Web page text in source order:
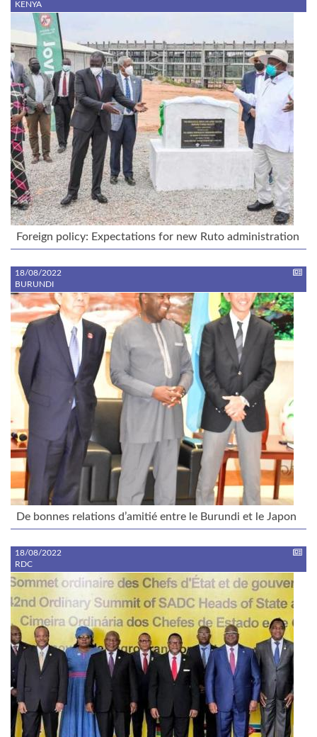
KENYA
Foreign policy: Expectations for new Ruto administration
18/08/2022
BURUNDI
De bonnes relations d’amitié entre le Burundi et le Japon
18/08/2022
RDC